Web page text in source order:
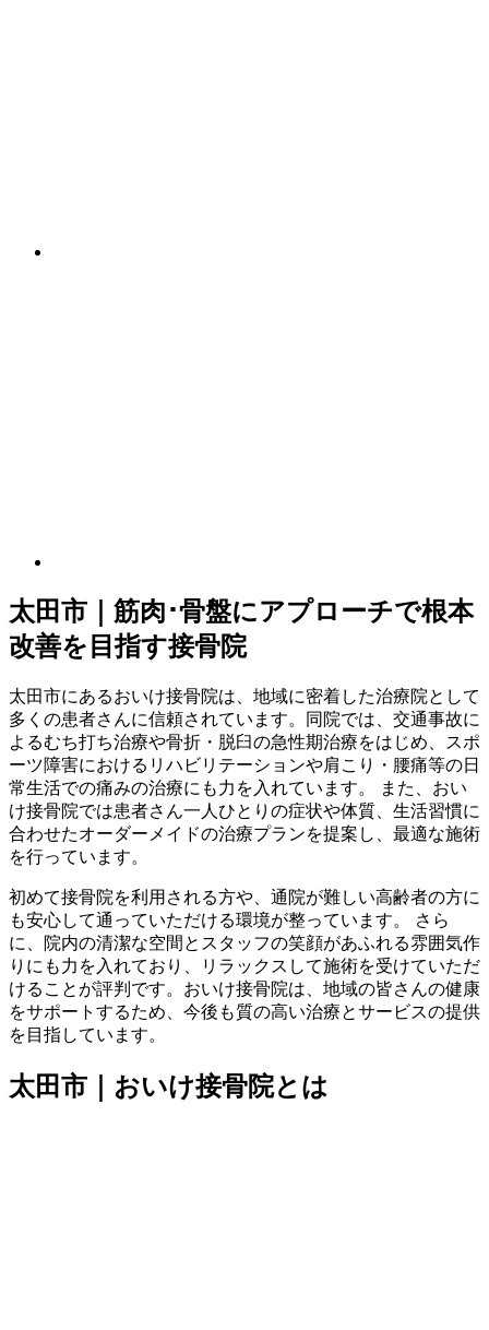
太田市｜筋肉･骨盤にアプローチで根本
改善を目指す接骨院
太田市にあるおいけ接骨院は、地域に密着した治療院として
多くの患者さんに信頼されています。同院では、交通事故に
よるむち打ち治療や骨折・脱臼の急性期治療をはじめ、スポ
ーツ障害におけるリハビリテーションや肩こり・腰痛等の日
常生活での痛みの治療にも力を入れています。 また、おい
け接骨院では患者さん一人ひとりの症状や体質、生活習慣に
合わせたオーダーメイドの治療プランを提案し、最適な施術
を行っています。
初めて接骨院を利用される方や、通院が難しい高齢者の方に
も安心して通っていただける環境が整っています。 さら
に、院内の清潔な空間とスタッフの笑顔があふれる雰囲気作
りにも力を入れており、リラックスして施術を受けていただ
けることが評判です。おいけ接骨院は、地域の皆さんの健康
をサポートするため、今後も質の高い治療とサービスの提供
を目指しています。
太田市｜おいけ接骨院とは